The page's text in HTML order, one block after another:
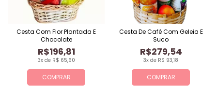
COMPRAR
3x de R$ 65,60
R$196,81
Cesta Com Flor Plantada E
Chocolate
COMPRAR
3x de R$ 93,18
R$279,54
Cesta De Café Com Geleia E
Suco